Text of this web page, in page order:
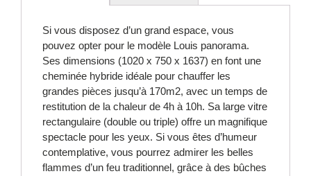
Si vous disposez d’un grand espace, vous
pouvez opter pour le modèle Louis panorama.
Ses dimensions (1020 x 750 x 1637) en font une
cheminée hybride idéale pour chauffer les
grandes pièces jusqu’à 170m2, avec un temps de
restitution de la chaleur de 4h à 10h. Sa large vitre
rectangulaire (double ou triple) offre un magnifique
spectacle pour les yeux. Si vous êtes d’humeur
contemplative, vous pourrez admirer les belles
flammes d’un feu traditionnel, grâce à des bûches